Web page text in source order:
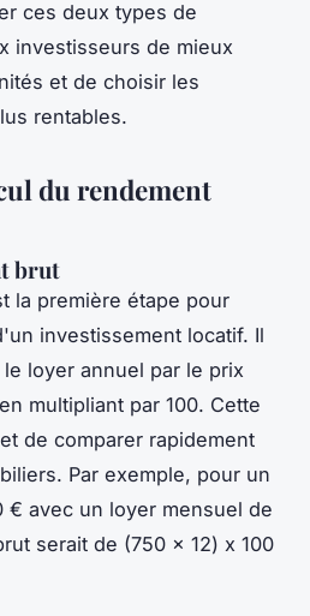
ces deux types de
investisseurs de mieux
et de choisir les
rentables.
du rendement
brut
la première étape pour
investissement locatif. Il
loyer annuel par le prix
multipliant par 100. Cette
de comparer rapidement
Par exemple, pour un
€ avec un loyer mensuel de
serait de (750 x 12) x 100